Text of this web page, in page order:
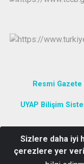
Resmi Gazete
UYAP Bilişim
Tel: 0436
Sizlere daha iyi
çerezlere yer